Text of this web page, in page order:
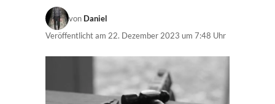
von Daniel
Veröffentlicht am 22. Dezember 2023 um 7:48 Uhr